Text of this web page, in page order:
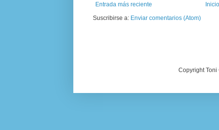
Entrada más reciente
Inicio
Suscribirse a: Enviar comentarios (Atom)
Copyright